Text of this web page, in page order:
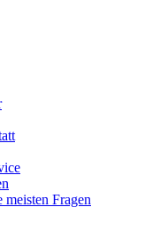
Fragen